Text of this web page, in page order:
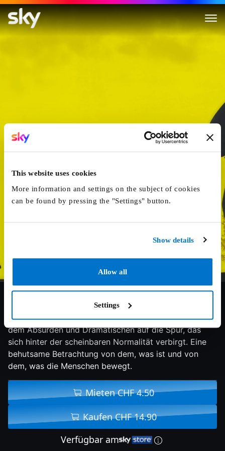
This website uses cookies
More information and settings on the subject of cookies
can be found by pressing the "Settings" button.
Show details
Allow all
Settings
Reisen ins Landesinnere
10/10 1988 95 min Doku
Auf diesen überraschenden Reisen kommt der Film
dem Absurden und Dramatischen auf die Spur, das
sich hinter der scheinbaren Normalität verbirgt. Eine
behutsame Betrachtung von dem, was ist und von
dem, was die Menschen bewegt.
Mieten CHF 4.50
Kaufen CHF 14.90
Verfügbar am